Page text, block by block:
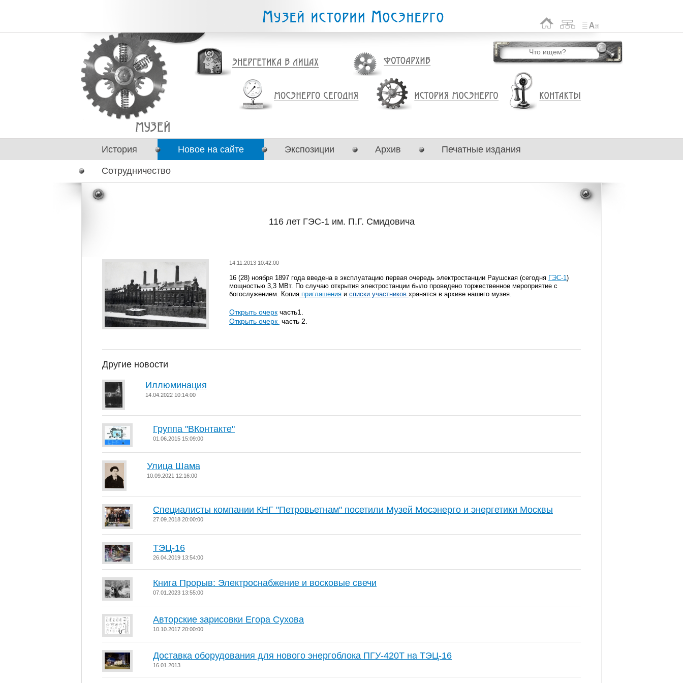
История Новое на сайте Экспозиции Архив Печатные издания
Сотрудничество
116 лет ГЭС-1 им. П.Г. Смидовича
14.11.2013 10:42:00
16 (28) ноября 1897 года введена в эксплуатацию первая очередь электростанции Раушская (сегодня ГЭС-1)
мощностью 3,3 МВт. По случаю открытия электростанции было проведено торжественное мероприятие с
богослужением. Копия приглашения и списки участников хранятся в архиве нашего музея.
Открыть очерк часть1.
Открыть очерк часть 2.
Другие новости
Иллюминация
14.04.2022 10:14:00
Группа "ВКонтакте"
01.06.2015 15:09:00
Улица Шама
10.09.2021 12:16:00
Специалисты компании КНГ "Петровьетнам" посетили Музей Мосэнерго и энергетики Москвы
27.09.2018 20:00:00
ТЭЦ-16
26.04.2019 13:54:00
Книга Прорыв: Электроснабжение и восковые свечи
07.01.2023 13:55:00
Авторские зарисовки Егора Сухова
10.10.2017 20:00:00
Доставка оборудования для нового энергоблока ПГУ-420Т на ТЭЦ-16
16.01.2013